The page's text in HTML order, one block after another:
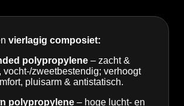
vierlagig composiet:
polypropylene – zacht &
vocht-/zweetbestendig; verhoogt
pluisarm & antistatisch.
polypropylene – hoge lucht- en